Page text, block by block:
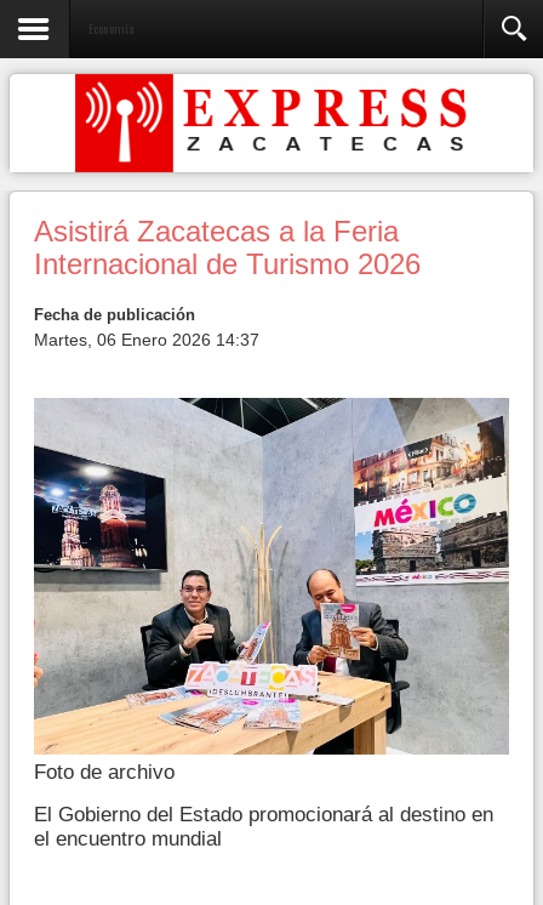
Economía
Asistirá Zacatecas a la Feria
Internacional de Turismo 2026
Fecha de publicación
Martes, 06 Enero 2026 14:37
Foto de archivo
El Gobierno del Estado promocionará al destino en
el encuentro mundial